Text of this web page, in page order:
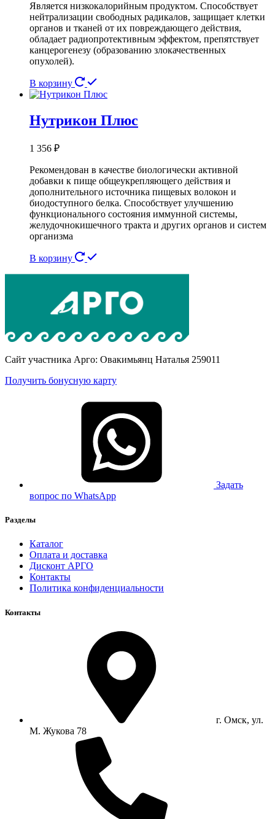
Является низкокалорийным продуктом. Способствует
нейтрализации свободных радикалов, защищает клетки
органов и тканей от их повреждающего действия,
обладает радиопротективным эффектом, препятствует
канцерогенезу (образованию злокачественных
опухолей).
В корзину
Нутрикон Плюс
1 356 ₽
Рекомендован в качестве биологически активной
добавки к пище общеукрепляющего действия и
дополнительного источника пищевых волокон и
биодоступного белка. Способствует улучшению
функционального состояния иммунной системы,
желудочно­кишечного тракта и других органов и систем
организма
В корзину
Сайт участника Арго: Овакимьянц Наталья 259011
Получить бонусную карту
Задать
вопрос по WhatsApp
Разделы
Каталог
Оплата и доставка
Дисконт АРГО
Контакты
Политика конфиденциальности
Контакты
г. Омск, ул.
М. Жукова 78